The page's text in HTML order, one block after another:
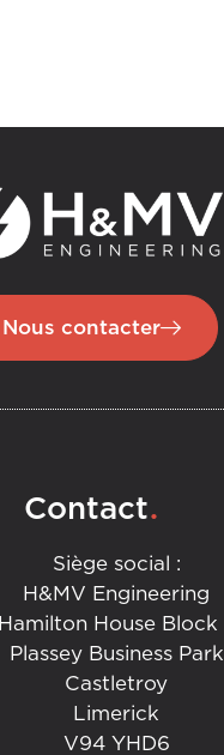
Nous contacter
Contact.
Siège social :
H&MV Engineering
Hamilton House Block
Plassey Business Park
Castletroy
Limerick
V94 YHD6